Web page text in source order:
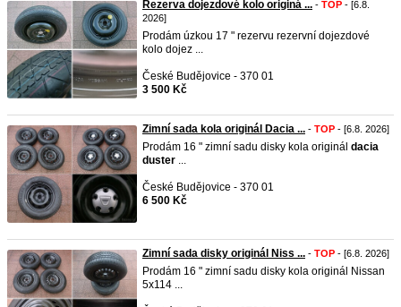
Rezerva dojezdové kolo originá ... - TOP - [6.8.
2026]
Prodám úzkou 17 " rezervu rezervní dojezdové
kolo dojez ...
České Budějovice - 370 01
3 500 Kč
Zimní sada kola originál Dacia ... - TOP - [6.8. 2026]
Prodám 16 " zimní sadu disky kola originál dacia
duster ...
České Budějovice - 370 01
6 500 Kč
Zimní sada disky originál Niss ... - TOP - [6.8. 2026]
Prodám 16 " zimní sadu disky kola originál Nissan
5x114 ...